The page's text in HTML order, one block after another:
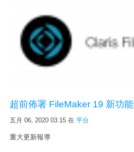
超前佈署 FileMaker 19 新功能
五月 06, 2020 03:15 在 平台
重大更新報導